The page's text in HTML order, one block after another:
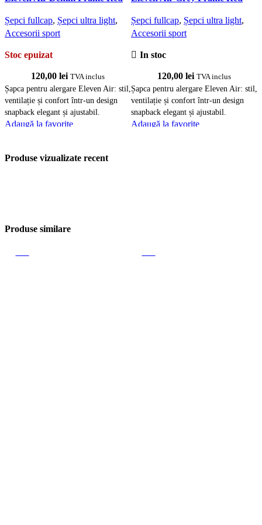
Șepci fullcap, Șepci ultra light,
Accesorii sport
Stoc epuizat
120,00 lei TVA inclus
Șapca pentru alergare Eleven Air: stil,
ventilație și confort într-un design
snapback elegant și ajustabil.
Adaugă la favorite
Șepci fullcap, Șepci ultra light,
Accesorii sport
In stoc
120,00 lei TVA inclus
Șapca pentru alergare Eleven Air: stil,
ventilație și confort într-un design
snapback elegant și ajustabil.
Adaugă la favorite
Produse vizualizate recent
Produse similare